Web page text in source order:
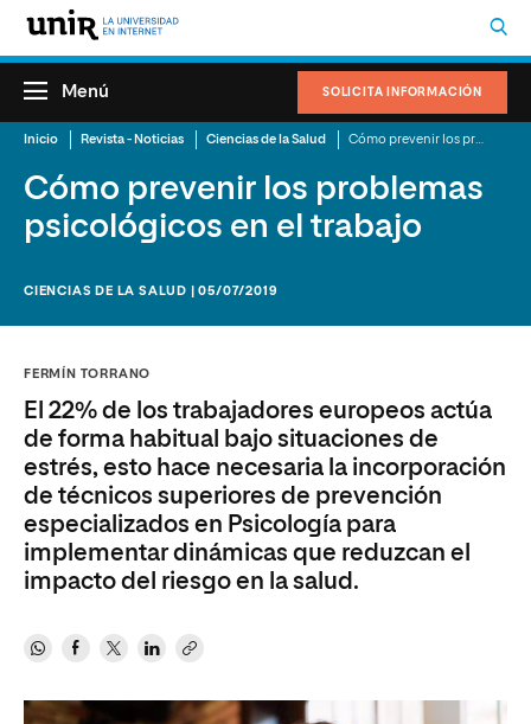
SOLICITA INFORMACIÓN
Menú
Inicio Revista - Noticias Ciencias de la Salud
Cómo prevenir los problemas
psicológicos en el trabajo
CIENCIAS DE LA SALUD | 05/07/2019
FERMÍN TORRANO
El 22% de los trabajadores europeos actúa
de forma habitual bajo situaciones de
estrés, esto hace necesaria la incorporación
de técnicos superiores de prevención
especializados en Psicología para
implementar dinámicas que reduzcan el
impacto del riesgo en la salud.